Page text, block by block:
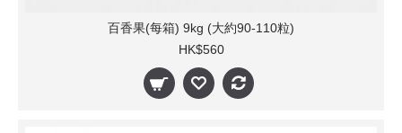
百香果(每箱) 9kg (大約90-110粒)
HK$560